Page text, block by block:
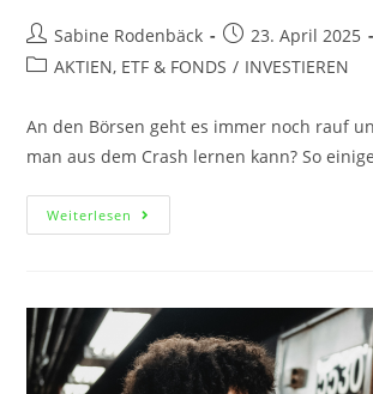
Sabine Rodenbäck
23. April 2025
AKTIEN, ETF & FONDS / INVESTIEREN
An den Börsen geht es immer noch rauf
man aus dem Crash lernen kann? So
Weiterlesen